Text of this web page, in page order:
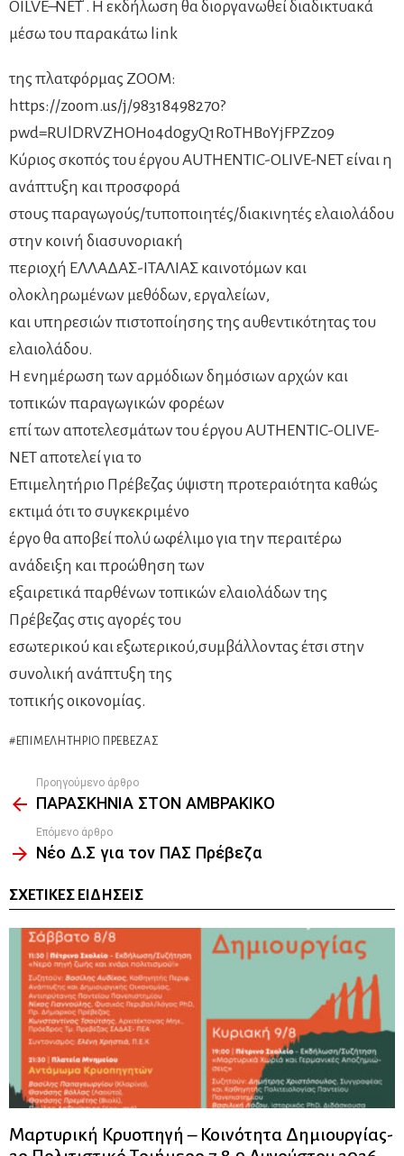
OILVE–NET ̈. Η εκδήλωση θα διοργανωθεί διαδικτυακά
μέσω του παρακάτω link
της πλατφόρμας ZOOM:
https://zoom.us/j/98318498270?
pwd=RUlDRVZHOHo4d0gyQ1R0THBoYjFPZz09
Κύριος σκοπός του έργου AUTHENTIC-OLIVE-NET είναι η
ανάπτυξη και προσφορά
στους παραγωγούς/τυποποιητές/διακινητές ελαιολάδου
στην κοινή διασυνοριακή
περιοχή ΕΛΛΑΔΑΣ-ΙΤΑΛΙΑΣ καινοτόμων και
ολοκληρωμένων μεθόδων, εργαλείων,
και υπηρεσιών πιστοποίησης της αυθεντικότητας του
ελαιολάδου.
Η ενημέρωση των αρμόδιων δημόσιων αρχών και
τοπικών παραγωγικών φορέων
επί των αποτελεσμάτων του έργου AUTHENTIC-OLIVE-
NET αποτελεί για το
Επιμελητήριο Πρέβεζας ύψιστη προτεραιότητα καθώς
εκτιμά ότι το συγκεκριμένο
έργο θα αποβεί πολύ ωφέλιμο για την περαιτέρω
ανάδειξη και προώθηση των
εξαιρετικά παρθένων τοπικών ελαιολάδων της
Πρέβεζας στις αγορές του
εσωτερικού και εξωτερικού,συμβάλλοντας έτσι στην
συνολική ανάπτυξη της
τοπικής οικονομίας.
ΕΠΙΜΕΛΗΤΉΡΙΟ ΠΡΈΒΕΖΑΣ
more
Προηγούμενο άρθρο
ΠΑΡΑΣΚΗΝΙΑ ΣΤΟΝ ΑΜΒΡΑΚΙΚΟ
Επόμενο άρθρο
Νέο Δ.Σ για τον ΠΑΣ Πρέβεζα
ΣΧΕΤΙΚΈΣ ΕΙΔΉΣΕΙΣ
Μαρτυρική Κρυοπηγή – Κοινότητα Δημιουργίας-